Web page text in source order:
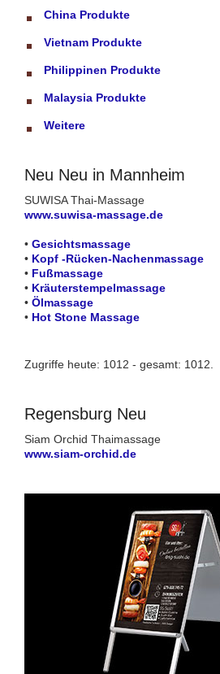
China Produkte
Vietnam Produkte
Philippinen Produkte
Malaysia Produkte
Weitere
Neu Neu in Mannheim
SUWISA Thai-Massage
www.suwisa-massage.de
• Gesichtsmassage
• Kopf -Rücken-Nachenmassage
• Fußmassage
• Kräuterstempelmassage
• Ölmassage
• Hot Stone Massage
Zugriffe heute: 1012 - gesamt: 1012.
Regensburg Neu
Siam Orchid Thaimassage
www.siam-orchid.de